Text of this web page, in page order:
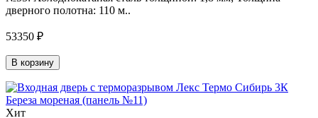
дверного полотна: 110 м..
53350 ₽
В корзину
Хит